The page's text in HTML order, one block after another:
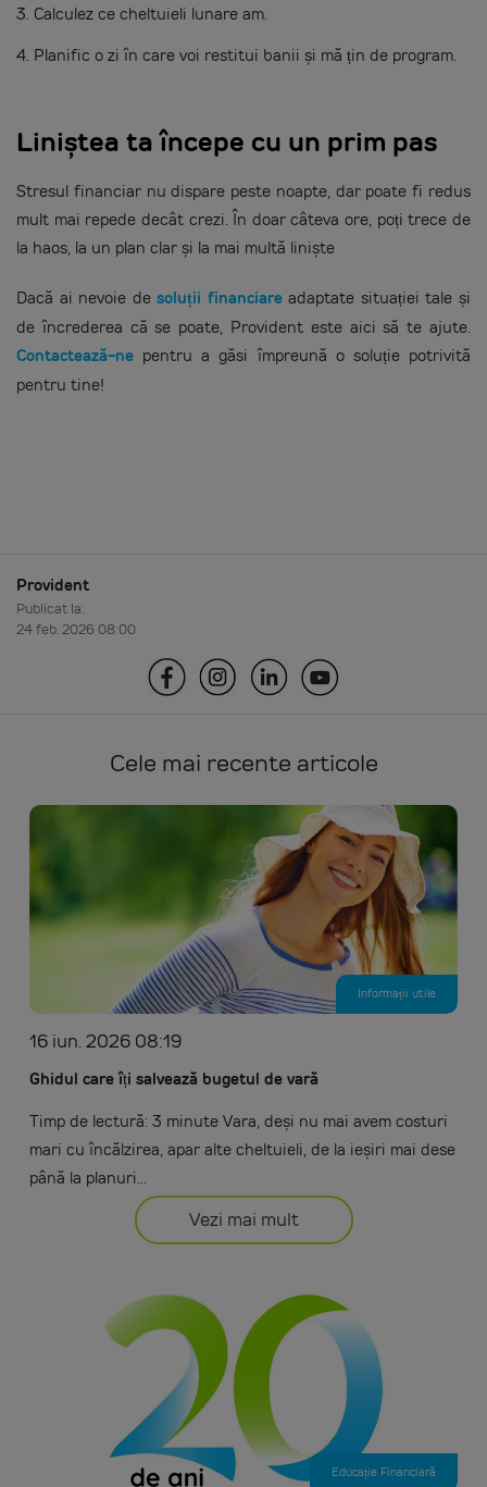
3. Calculez ce cheltuieli lunare am.
4. Planific o zi în care voi restitui banii și mă țin de program.
Liniștea ta începe cu un prim pas
Stresul financiar nu dispare peste noapte, dar poate fi redus
mult mai repede decât crezi. În doar câteva ore, poți trece de
la haos, la un plan clar și la mai multă liniște
Dacă ai nevoie desoluții financiareadaptate situației tale și
de încrederea că se poate, Provident este aici să te ajute.
Contactează-ne pentru a găsi împreună o soluție potrivită
pentru tine!
Provident
Publicat la:
24 feb. 2026 08:00
Cele mai recente articole
Informații utile
16 iun. 2026 08:19
Ghidul care îți salvează bugetul de vară
Timp de lectură: 3 minute Vara, deși nu mai avem costuri
mari cu încălzirea, apar alte cheltuieli, de la ieșiri mai dese
până la planuri...
Vezi mai mult
Educație Financiară